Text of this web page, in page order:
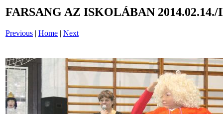
FARSANG AZ ISKOLÁBAN 2014.02.14./
Previous | Home | Next